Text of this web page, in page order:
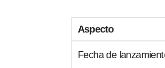
Aspecto
Fecha de